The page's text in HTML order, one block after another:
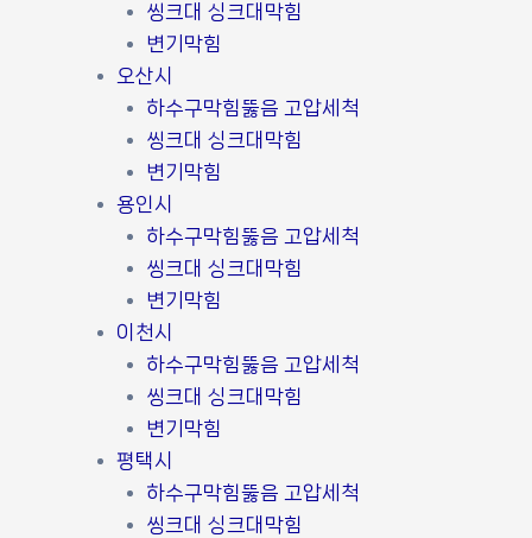
씽크대 싱크대막힘
변기막힘
오산시
하수구막힘뚫음 고압세척
씽크대 싱크대막힘
변기막힘
용인시
하수구막힘뚫음 고압세척
씽크대 싱크대막힘
변기막힘
이천시
하수구막힘뚫음 고압세척
씽크대 싱크대막힘
변기막힘
평택시
하수구막힘뚫음 고압세척
씽크대 싱크대막힘